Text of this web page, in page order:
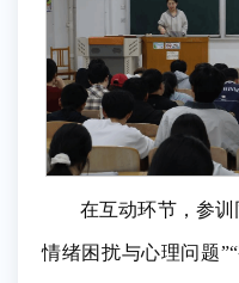
在互动环节，参
情绪困扰与心理问题